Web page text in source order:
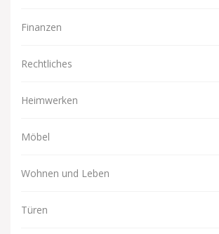
Finanzen
Rechtliches
Heimwerken
Möbel
Wohnen und Leben
Türen